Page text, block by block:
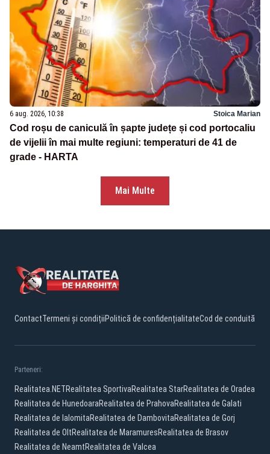
6 aug. 2026, 10:38 Stoica Marian
Cod roșu de caniculă în șapte județe și cod portocaliu
de vijelii în mai multe regiuni: temperaturi de 41 de
grade - HARTA
Mai Multe
ContactTermeni și condițiiPolitică de confidențialitateCod de conduită
Parteneri:
Realitatea.NETRealitatea SportivaRealitatea StarRealitatea de Oradea
Realitatea de HunedoaraRealitatea de PrahovaRealitatea de Galati
Realitatea de IalomitaRealitatea de DambovitaRealitatea de Gorj
Realitatea de OltRealitatea de MaramuresRealitatea de Brasov
Realitatea de NeamtRealitatea de Valcea